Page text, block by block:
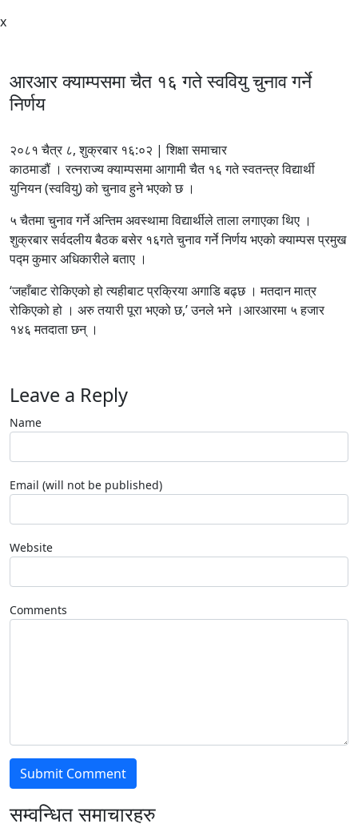
x
आरआर क्याम्पसमा चैत १६ गते स्ववियु चुनाव गर्ने
निर्णय
२०८१ चैत्र ८, शुक्रबार १६:०२ | शिक्षा समाचार
काठमाडौं । रत्नराज्य क्याम्पसमा आगामी चैत १६ गते स्वतन्त्र विद्यार्थी
युनियन (स्ववियु) को चुनाव हुने भएको छ ।
५ चैतमा चुनाव गर्ने अन्तिम अवस्थामा विद्यार्थीले ताला लगाएका थिए ।
शुक्रबार सर्वदलीय बैठक बसेर १६गते चुनाव गर्ने निर्णय भएको क्याम्पस प्रमुख
पद्म कुमार अधिकारीले बताए ।
‘जहाँबाट रोकिएको हो त्यहीबाट प्रक्रिया अगाडि बढ्छ । मतदान मात्र
रोकिएको हो । अरु तयारी पूरा भएको छ,’ उनले भने ।आरआरमा ५ हजार
१४६ मतदाता छन् ।
Leave a Reply
Name
Email (will not be published)
Website
Comments
सम्वन्धित समाचारहरु